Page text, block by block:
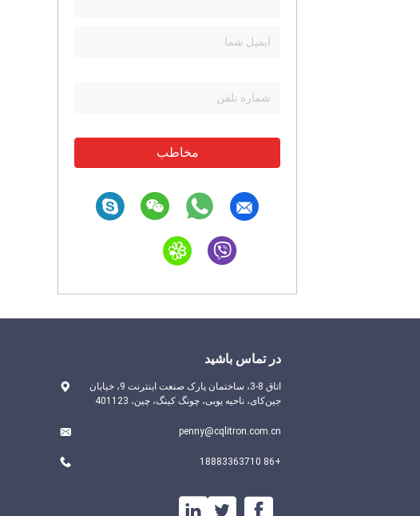
مخاطب
در تماس باشید
اتاق 8-3، ساختمان پارک صنعت اینترنت 9، خیابان
جین‌کای، ناحیه یوبی، چونگ کینگ، چین، 401123
penny@cqlitron.com.cn
+86 18883363710